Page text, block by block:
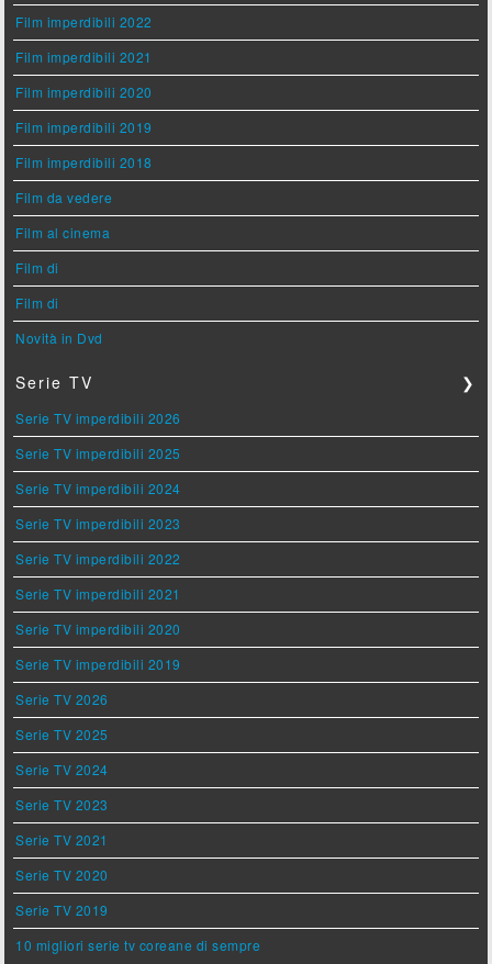
Film imperdibili 2022
Film imperdibili 2021
Film imperdibili 2020
Film imperdibili 2019
Film imperdibili 2018
Film da vedere
Film al cinema
Film di
Film di
Novità in Dvd
Serie TV ❯
Serie TV imperdibili 2026
Serie TV imperdibili 2025
Serie TV imperdibili 2024
Serie TV imperdibili 2023
Serie TV imperdibili 2022
Serie TV imperdibili 2021
Serie TV imperdibili 2020
Serie TV imperdibili 2019
Serie TV 2026
Serie TV 2025
Serie TV 2024
Serie TV 2023
Serie TV 2021
Serie TV 2020
Serie TV 2019
10 migliori serie tv coreane di sempre